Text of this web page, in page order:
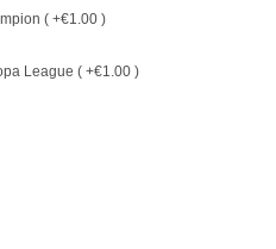
( +€1.00 )
League ( +€1.00 )